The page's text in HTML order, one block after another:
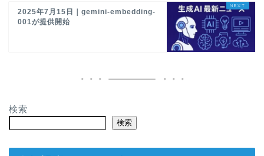
2025年7月15日｜gemini-embedding-
001が提供開始
検索
検索